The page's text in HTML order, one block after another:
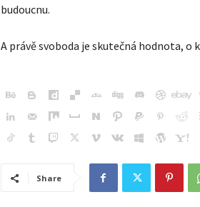
budoucnu.
A právě svoboda je skutečná hodnota, o
Share